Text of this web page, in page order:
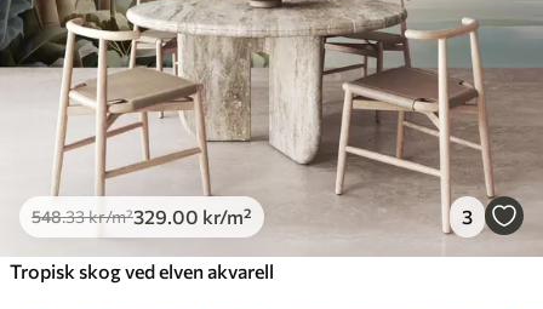
548.33kr/m²329 .00 kr/m² 3
Tropisk skog ved elven akvarell